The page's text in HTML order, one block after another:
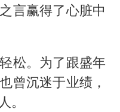
言赢得了心脏中
松。为了跟盛年
曾沉迷于业绩，
。